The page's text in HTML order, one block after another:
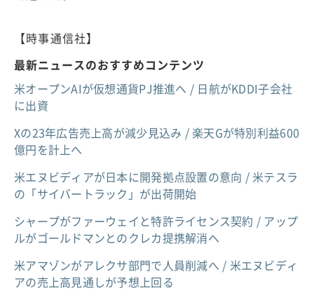
【時事通信社】
最新ニュースのおすすめコンテンツ
米オープンAIが仮想通貨PJ推進へ / 日航がKDDI子会社
に出資
Xの23年広告売上高が減少見込み / 楽天Gが特別利益600
億円を計上へ
米エヌビディアが日本に開発拠点設置の意向 / 米テスラ
の「サイバートラック」が出荷開始
シャープがファーウェイと特許ライセンス契約 / アップ
ルがゴールドマンとのクレカ提携解消へ
米アマゾンがアレクサ部門で人員削減へ / 米エヌビディ
アの売上高見通しが予想上回る